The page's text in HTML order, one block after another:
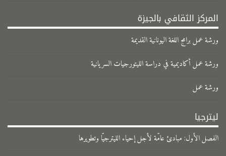
المركز الثقافي بالجيزة
ورشة عمل برامج اللغة اليونانية القديمة
ورشة عمل أكاديمية في دراسة الليتورجيات السريانية
ورشة عمل
ليترجيا
الفصل الأول: مبادئ عامّة لأجل إحياء الليترجيّا وتطويرها